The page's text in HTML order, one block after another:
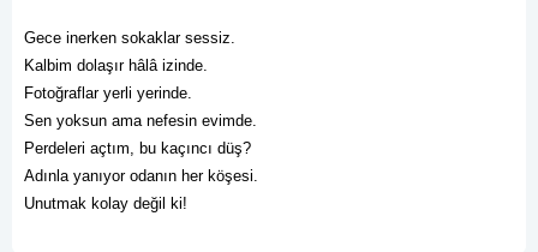
Gece inerken sokaklar sessiz.
Kalbim dolaşır hâlâ izinde.
Fotoğraflar yerli yerinde.
Sen yoksun ama nefesin evimde.
Perdeleri açtım, bu kaçıncı düş?
Adınla yanıyor odanın her köşesi.
Unutmak kolay değil ki!